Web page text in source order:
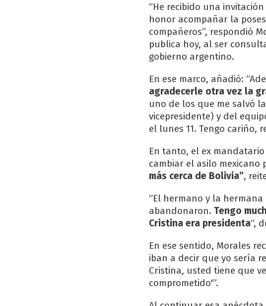
“He recibido una
honor acompañar la
compañeros”, respondió
publica hoy, al ser
gobierno argentino.
En ese marco, añadió:
agradecerle otra vez la
uno de los que me salvó
vicepresidente) y del
el lunes 11. Tengo cariño,
En tanto, el ex
cambiar el asilo mexicano
más cerca de Bolivia”,
“El hermano y la
abandonaron. Tengo
Cristina era presidenta“,
En ese sentido, Morales
iban a decir que yo sería
Cristina, usted tiene que
comprometido'”.